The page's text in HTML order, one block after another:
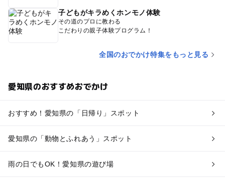
子どもがキラめくホンモノ体験
その道のプロに教わる
こだわりの親子体験プログラム！
全国のおでかけ特集をもっと見る
愛知県のおすすめおでかけ
おすすめ！愛知県の「日帰り」スポット
愛知県の「動物とふれあう」スポット
雨の日でもOK！愛知県の遊び場